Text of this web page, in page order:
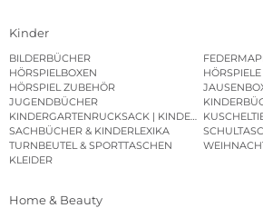
Kinder
BILDERBÜCHER
HÖRSPIELBOXEN
HÖRSPIEL ZUBEHÖR
JUGENDBÜCHER
KINDERGARTENRUCKSACK |
SACHBÜCHER & KINDERLEXIKA
TURNBEUTEL & SPORTTASCHEN
KLEIDER
Home & Beauty